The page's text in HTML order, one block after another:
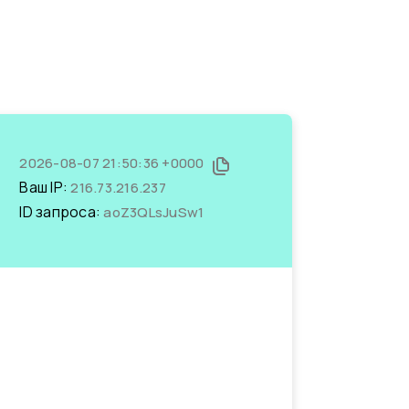
2026-08-07 21:50:36 +0000
Ваш IP:216.73.216.237
ID запроса:aoZ3QLsJuSw1